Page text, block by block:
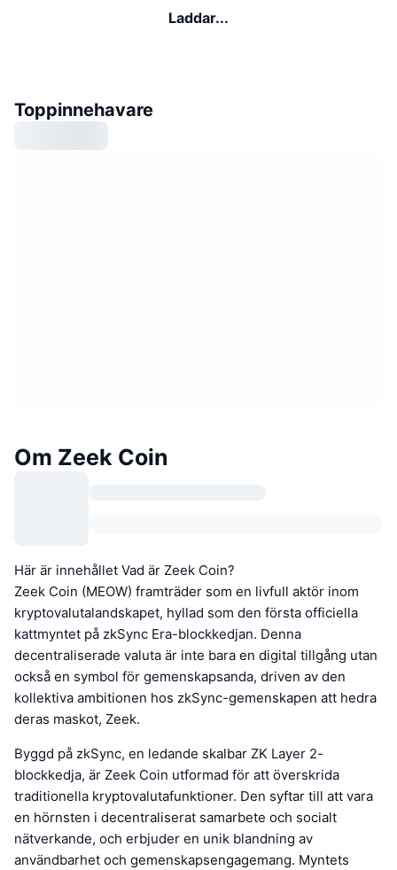
Laddar...
Toppinnehavare
Om Zeek Coin
Här är innehållet Vad är Zeek Coin?
Zeek Coin (MEOW) framträder som en livfull aktör inom
kryptovalutalandskapet, hyllad som den första officiella
kattmyntet på zkSync Era-blockkedjan. Denna
decentraliserade valuta är inte bara en digital tillgång utan
också en symbol för gemenskapsanda, driven av den
kollektiva ambitionen hos zkSync-gemenskapen att hedra
deras maskot, Zeek.
Byggd på zkSync, en ledande skalbar ZK Layer 2-
blockkedja, är Zeek Coin utformad för att överskrida
traditionella kryptovalutafunktioner. Den syftar till att vara
en hörnsten i decentraliserat samarbete och socialt
nätverkande, och erbjuder en unik blandning av
användbarhet och gemenskapsengagemang. Myntets